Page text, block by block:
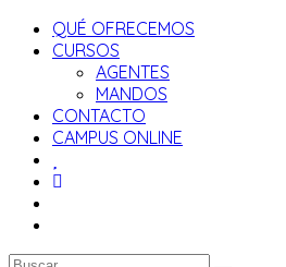
QUÉ OFRECEMOS
CURSOS
AGENTES
MANDOS
CONTACTO
CAMPUS ONLINE